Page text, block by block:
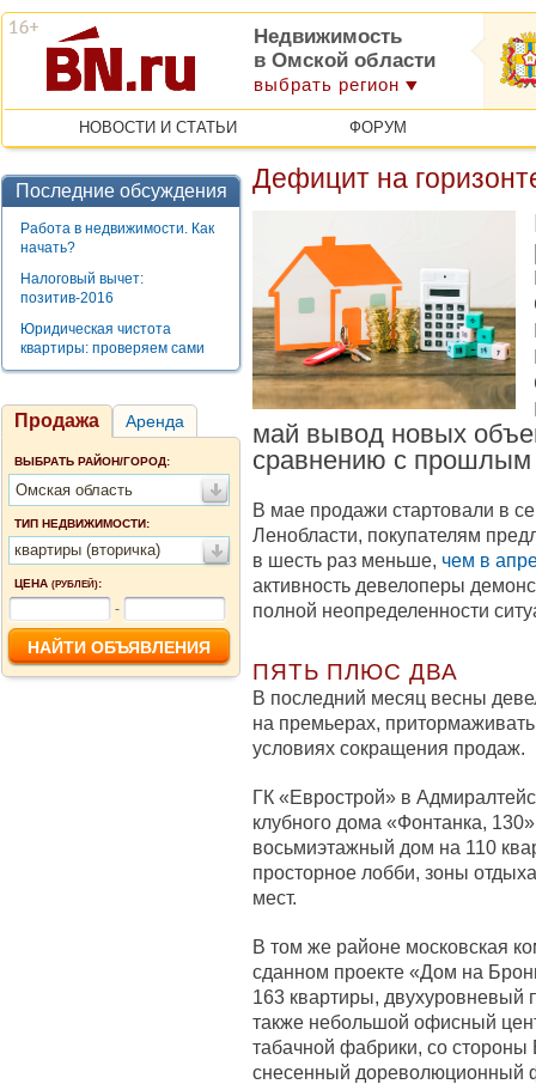
Недвижимость
в Омской области
выбрать регион
НОВОСТИ И СТАТЬИ ФОРУМ
Последние обсуждения
Работа в недвижимости. Как
начать?
Налоговый вычет:
позитив-2016
Юридическая чистота
квартиры: проверяем сами
Продажа Аренда
ВЫБРАТЬ РАЙОН/ГОРОД:
Омская область
ТИП НЕДВИЖИМОСТИ:
квартиры (вторичка)
ЦЕНА (РУБЛЕЙ):
-
Дефицит на
май вывод новых
сравнению с прошлым
В мае продажи стартовали в
Ленобласти, покупателям
в шесть раз меньше, чем в
активность девелоперы
полной неопределенности
ПЯТЬ ПЛЮС ДВА
В последний месяц весны
на премьерах,
условиях сокращения продаж.
ГК «Еврострой» в
клубного дома «Фонтанка,
восьмиэтажный дом на 110
просторное лобби, зоны
мест.
В том же районе московская
сданном проекте «Дом на
163 квартиры, двухуровневый
также небольшой офисный
табачной фабрики, со
снесенный дореволюционный